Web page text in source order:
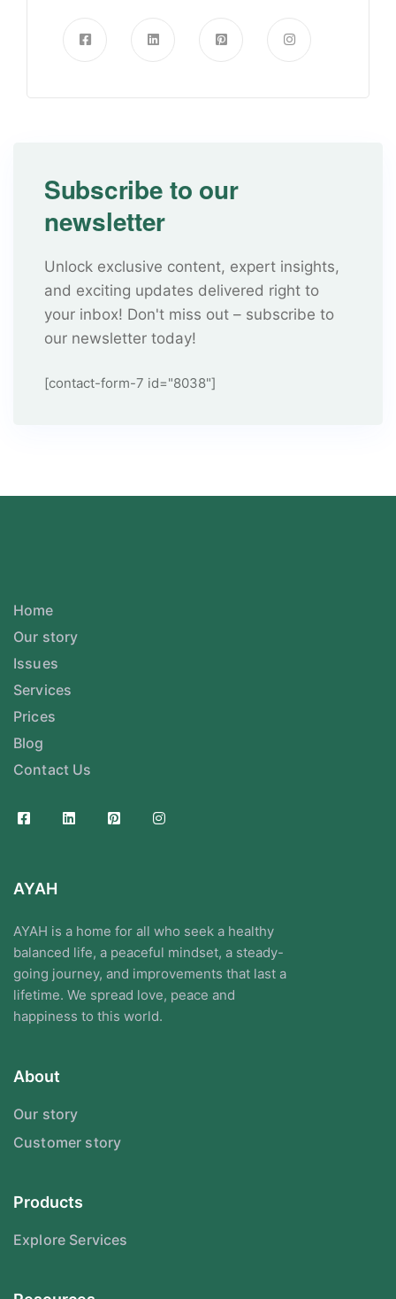
Subscribe to our
newsletter
Unlock exclusive content, expert insights,
and exciting updates delivered right to
your inbox! Don't miss out – subscribe to
our newsletter today!
[contact-form-7 id="8038"]
Home
Our story
Issues
Services
Prices
Blog
Contact Us
AYAH
AYAH is a home for all who seek a healthy
balanced life, a peaceful mindset, a steady-
going journey, and improvements that last a
lifetime. We spread love, peace and
happiness to this world.
About
Our story
Customer story
Products
Explore Services